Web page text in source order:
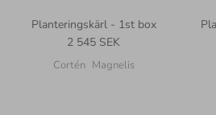
Planteringskärl - 1st box
Translation missing:
2 545 SEK
Cortén Magnelis